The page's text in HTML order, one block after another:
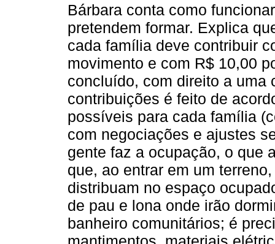
Bárbara conta como
pretendem formar. Explica
cada família deve contribuir
movimento e com R$ 10,00
concluído, com direito a uma
contribuições é feito de
possíveis para cada família
com negociações e ajustes
gente faz a ocupação, o que
que, ao entrar em um
distribuam no espaço
de pau e lona onde irão
banheiro comunitários; é